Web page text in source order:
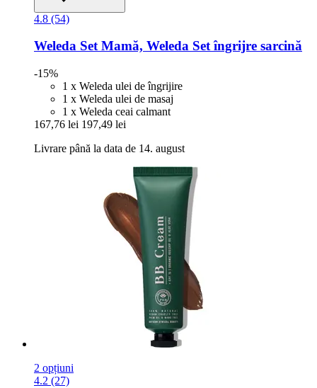
4.8 (54)
Weleda Set Mamă, Weleda Set îngrijre sarcină
-15%
1 x Weleda ulei de îngrijire
1 x Weleda ulei de masaj
1 x Weleda ceai calmant
167,76 lei 197,49 lei
Livrare până la data de 14. august
2 opțiuni
4.2 (27)